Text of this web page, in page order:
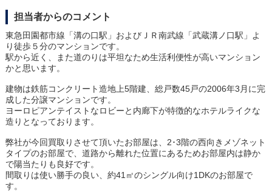
担当者からのコメント
東急田園都市線「溝の口駅」およびＪＲ南武線「武蔵溝ノ口駅」よ
り徒歩５分のマンションです。
駅から近く、また道のりは平坦なため生活利便性が高いマンション
かと思います。
建物は鉄筋コンクリート造地上5階建、総戸数45戸の2006年3月に完
成した分譲マンションです。
ヨーロピアンテイストなロビーと内廊下が特徴的なホテルライクな
造りとなっております。
弊社が今回買取りさせて頂いたお部屋は、2･3階の西向きメゾネット
タイプのお部屋で、道路から離れた位置にあるためお部屋内は静か
で陽当たりも良好です。
間取りは使い勝手の良い、約41㎡のシングル向け1DKのお部屋で
す。